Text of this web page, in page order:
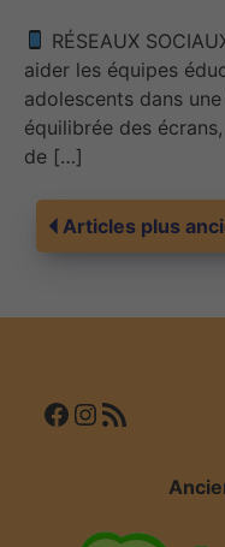
RÉSEAUX
aider les équipes
adolescents dans
équilibrée des
de […]
des
Articles plus
Facebook InstagramFlux RSS